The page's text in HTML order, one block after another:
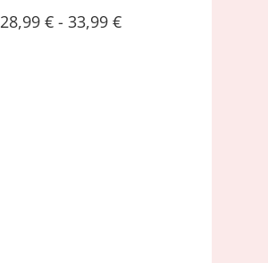
28,99 € - 33,99 €